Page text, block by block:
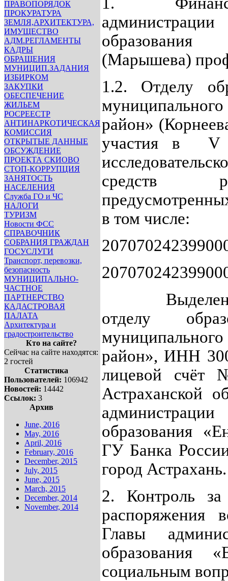
ПРАВОПОРЯДОК
ПРОКУРАТУРА
ЗЕМЛЯ,АРХИТЕКТУРА,
ИМУЩЕСТВО
АДМ.РЕГЛАМЕНТЫ
КАДРЫ
ОБРАЩЕНИЯ
МУНИЦИП.ЗАДАНИЯ
ИЗБИРКОМ
ЗАКУПКИ
ОБЕСПЕЧЕНИЕ
ЖИЛЬЕМ
РОСРЕЕСТР
АНТИНАРКОТИЧЕСКАЯ
КОМИССИЯ
ОТКРЫТЫЕ ДАННЫЕ
ОБСУЖДЕНИЕ
ПРОЕКТА СКИОВО
СТОП-КОРРУПЦИЯ
ЗАНЯТОСТЬ
НАСЕЛЕНИЯ
Служба ГО и ЧС
НАЛОГИ
ТУРИЗМ
Новости ФСС
СПРАВОЧНИК
СОБРАНИЯ ГРАЖДАН
ГОСУСЛУГИ
Транспорт, перевозки,
безопасность
МУНИЦИПАЛЬНО-
ЧАСТНОЕ
ПАРТНЕРСТВО
КАДАСТРОВАЯ
ПАЛАТА
Архитектура и
градостроительство
Кто на сайте?
Сейчас на сайте находятся:
2 гостей
Статистика
Пользователей: 106942
Новостей: 14442
Ссылок: 3
Архив
June, 2016
May, 2016
April, 2016
February, 2016
December, 2015
July, 2015
June, 2015
March, 2015
December, 2014
November, 2014
образования
(Марышева)
1.2. Отделу
муниципального
район»
участия в V
средств
в том числе:
Выделенные
отделу
муниципального
район», ИНН
лицевой
Астраханской
образования
ГУ Банка
город Астрахань.
2. Контроль за
распоряжения
Главы
образования
социальным